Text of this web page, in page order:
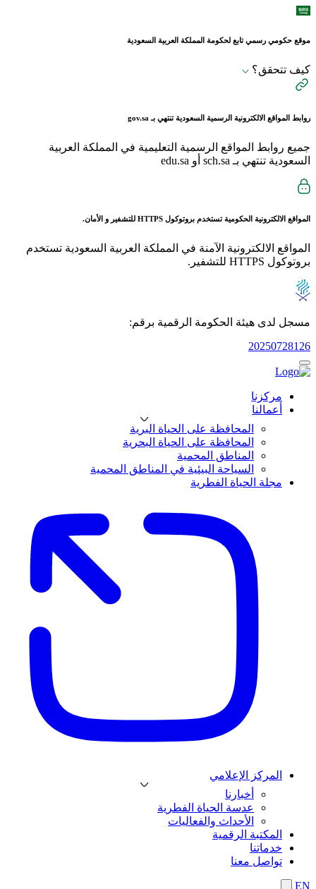
موقع حكومي رسمي تابع لحكومة المملكة العربية السعودية
كيف تتحقق؟
روابط المواقع الالكترونية الرسمية السعودية تنتهي بـ gov.sa
جميع روابط المواقع الرسمية التعليمية في المملكة العربية
السعودية تنتهي بـ sch.sa أو edu.sa
المواقع الالكترونية الحكومية تستخدم بروتوكول HTTPS للتشفير و الأمان.
المواقع الالكترونية الآمنة في المملكة العربية السعودية تستخدم
بروتوكول HTTPS للتشفير.
مسجل لدى هيئة الحكومة الرقمية برقم:
20250728126
مركزنا
أعمالنا
المحافظة على الحياة البرية
المحافظة على الحياة البحرية
المناطق المحمية
السياحة البيئية في المناطق المحمية
مجلة الحياة الفطرية
المركز الإعلامي
أخبارنا
عدسة الحياة الفطرية
الأحداث والفعاليات
المكتبة الرقمية
خدماتنا
تواصل معنا
EN